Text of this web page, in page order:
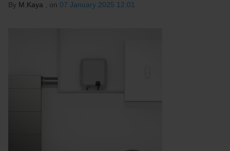
By M.Kaya , on 07 January 2025 12:01